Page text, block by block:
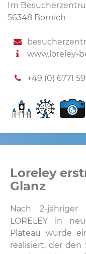
Im
56348 Bornich
www.loreley-
+49 (0) 6771
Loreley
Glanz
Nach 2-
LORELEY in
Plateau wurde
realisiert, der den